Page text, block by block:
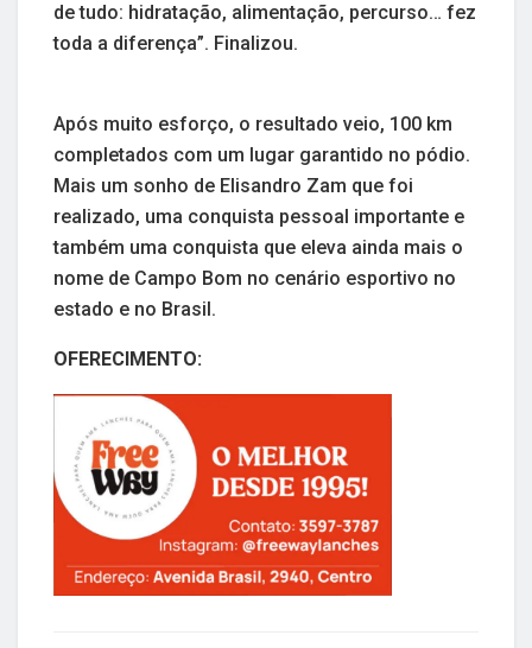
de tudo: hidratação, alimentação, percurso… fez
toda a diferença”. Finalizou.
Após muito esforço, o resultado veio, 100 km
completados com um lugar garantido no pódio.
Mais um sonho de Elisandro Zam que foi
realizado, uma conquista pessoal importante e
também uma conquista que eleva ainda mais o
nome de Campo Bom no cenário esportivo no
estado e no Brasil.
OFERECIMENTO: